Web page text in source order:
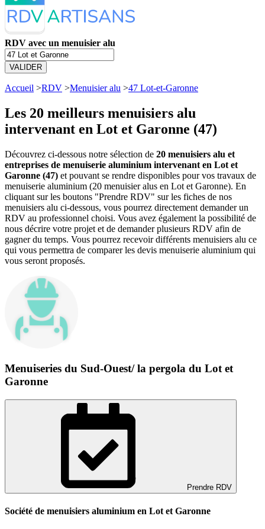
RDV avec un menuisier alu
VALIDER
Accueil >RDV >Menuisier alu >47 Lot-et-Garonne
Les 20 meilleurs menuisiers alu
intervenant en Lot et Garonne (47)
Découvrez ci-dessous notre sélection de 20 menuisiers alu et
entreprises de menuiserie aluminium intervenant en Lot et
Garonne (47) et pouvant se rendre disponibles pour vos travaux de
menuiserie aluminium (20 menuisier alus en Lot et Garonne). En
cliquant sur les boutons "Prendre RDV" sur les fiches de nos
menuisiers alu ci-dessous, vous pourrez directement demander un
RDV au professionnel choisi. Vous avez également la possibilité de
nous décrire votre projet et de demander plusieurs RDV afin de
gagner du temps. Vous pourrez recevoir différents menuisiers alu ce
qui vous permettra de comparer les devis menuiserie aluminium qui
vous seront proposés.
Menuiseries du Sud-Ouest/ la pergola du Lot et
Garonne
Prendre RDV
Société de menuisiers aluminium en Lot et Garonne